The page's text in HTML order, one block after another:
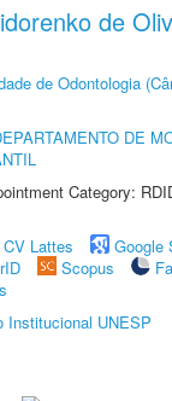
de
de Odontologia
DE
Category:
CV Lattes
Google
Scopus
Institucional UNESP